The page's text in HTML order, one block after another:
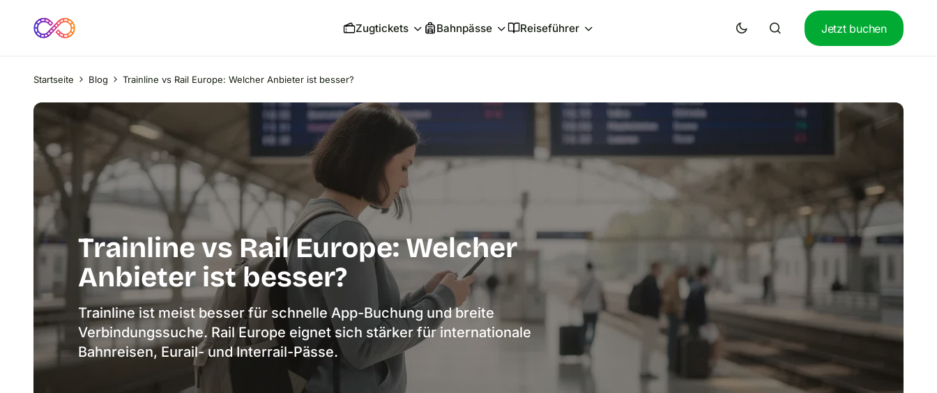
Zugtickets Bahnpässe Reiseführer Jetzt buchen
Startseite Blog Trainline vs Rail Europe: Welcher Anbieter ist besser?
Trainline vs Rail Europe: Welcher
Anbieter ist besser?
Trainline ist meist besser für schnelle App-Buchung und breite
Verbindungssuche. Rail Europe eignet sich stärker für internationale
Bahnreisen, Eurail- und Interrail-Pässe.